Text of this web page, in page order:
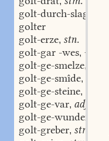
golt-durch-slagen
golter
golt-erze, stn.
golt-gar -wes, -wes
golt-ge-smelze,
golt-ge-smîde,
golt-ge-steine,
golt-ge-var, adj.
golt-ge-wunden
golt-greber, stm.